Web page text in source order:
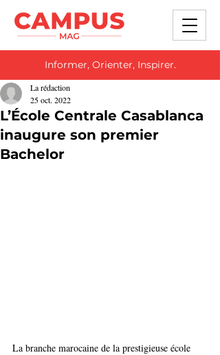
Informer, Orienter, Inspirer.
L’École Centrale Casablanca
inaugure son premier
Bachelor
La rédaction
25 oct. 2022
La branche marocaine de la prestigieuse école